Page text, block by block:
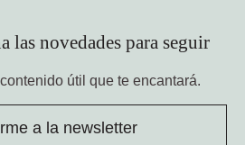
las novedades para seguir
útil que te encantará.
a la newsletter